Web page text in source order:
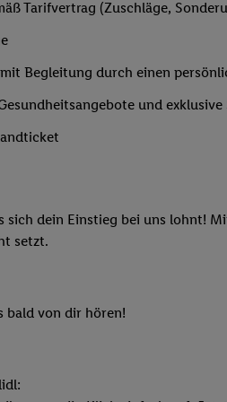
Tarifvertrag (Zuschläge,
Begleitung durch einen
und
sich dein Einstieg bei uns lohnt!
setzt.
bald von dir hören!
Ihnen personalisierte
Technologie in den
Sie verfügbar ist.
Möglichkeit, Ihre
Durch einen Klick auf